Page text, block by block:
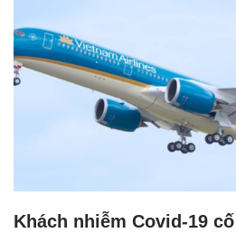
Khách nhiễm Covid-19